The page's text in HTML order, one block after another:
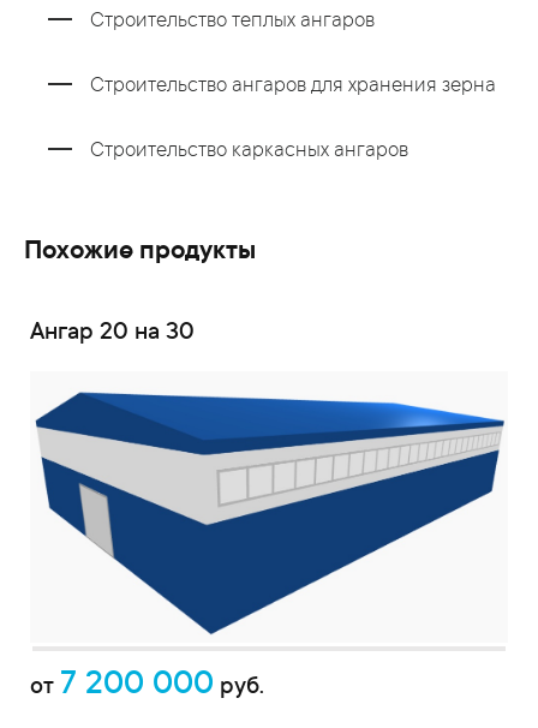
Строительство теплых ангаров
Строительство ангаров для хранения зерна
Строительство каркасных ангаров
Похожие продукты
Ангар 20 на 30
от 7 200 000 руб.